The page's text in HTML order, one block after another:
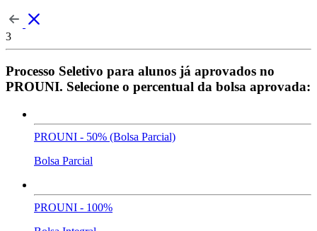
3
Processo Seletivo para alunos já aprovados no
PROUNI. Selecione o percentual da bolsa aprovada:
PROUNI - 50% (Bolsa Parcial)
Bolsa Parcial
PROUNI - 100%